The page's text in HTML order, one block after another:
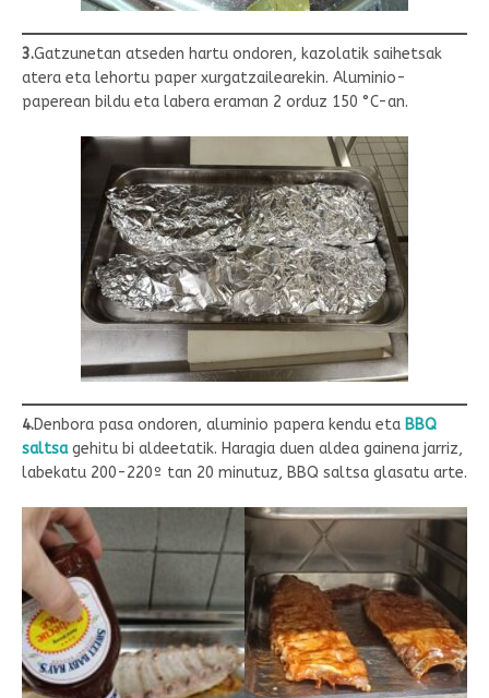
3.Gatzunetan atseden hartu ondoren, kazolatik saihetsak
atera eta lehortu paper xurgatzailearekin. Aluminio-
paperean bildu eta labera eraman 2 orduz 150 °C-an.
4.Denbora pasa ondoren, aluminio papera kendu eta BBQ
saltsagehitu bi aldeetatik. Haragia duen aldea gainena jarriz,
labekatu 200-220º tan 20 minutuz, BBQ saltsa glasatu arte.